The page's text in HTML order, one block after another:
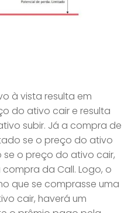
à vista resulta em
do ativo cair e resulta
subir. Já a compra de
se o preço do ativo
se o preço do ativo cair,
da Call. Logo, o
que se comprasse uma
cair, haverá um